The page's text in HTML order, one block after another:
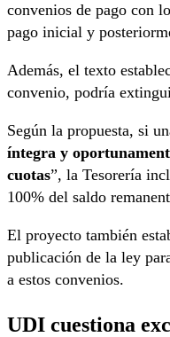
convenios de pago con
pago inicial y
Además, el texto
convenio, podría
Según la propuesta, si
íntegra y
cuotas”, la Tesorería
100% del saldo
El proyecto también
publicación de la ley
a estos convenios.
UDI cuestiona